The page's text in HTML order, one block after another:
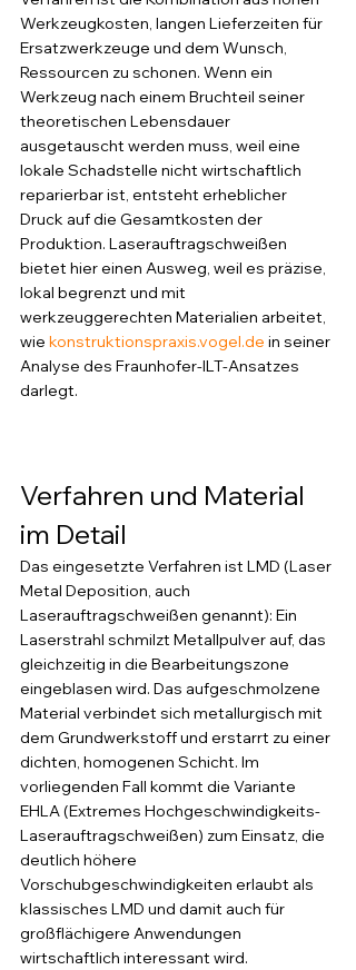
Werkzeugkosten, langen Lieferzeiten für
Ersatzwerkzeuge und dem Wunsch,
Ressourcen zu schonen. Wenn ein
Werkzeug nach einem Bruchteil seiner
theoretischen Lebensdauer
ausgetauscht werden muss, weil eine
lokale Schadstelle nicht wirtschaftlich
reparierbar ist, entsteht erheblicher
Druck auf die Gesamtkosten der
Produktion. Laserauftragschweißen
bietet hier einen Ausweg, weil es präzise,
lokal begrenzt und mit
werkzeuggerechten Materialien arbeitet,
wie konstruktionspraxis.vogel.de in seiner
Analyse des Fraunhofer-ILT-Ansatzes
darlegt.
Verfahren und Material
im Detail
Das eingesetzte Verfahren ist LMD (Laser
Metal Deposition, auch
Laserauftragschweißen genannt): Ein
Laserstrahl schmilzt Metallpulver auf, das
gleichzeitig in die Bearbeitungszone
eingeblasen wird. Das aufgeschmolzene
Material verbindet sich metallurgisch mit
dem Grundwerkstoff und erstarrt zu einer
dichten, homogenen Schicht. Im
vorliegenden Fall kommt die Variante
EHLA (Extremes Hochgeschwindigkeits-
Laserauftragschweißen) zum Einsatz, die
deutlich höhere
Vorschubgeschwindigkeiten erlaubt als
klassisches LMD und damit auch für
großflächigere Anwendungen
wirtschaftlich interessant wird.